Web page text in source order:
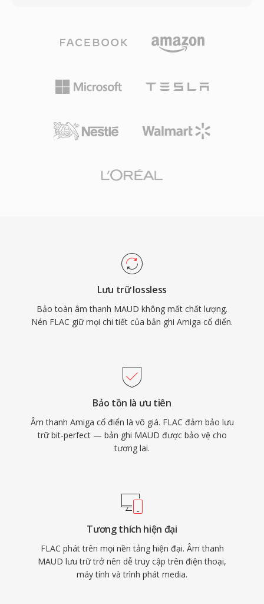
các sản phẩm Amiga cổ điển vẫn có thể được
khôi phục. Ba ưu điểm nổi bật: cấu trúc IFF rõ
cũng có thể duyệt, khả năng stereo 16-bit vượt
trội nhẹ nhàng giữ tối đa CPU cho việc render
video.
thống kê của sai số dự đoán để đạt nén mạnh
đến 32 và tốc độ lấy mẫu lên đến 655 kHz,
vượt xa yêu cầu của bản ghi độ phân giải cao.
thoại thông minh, dàn âm thanh ô tô, đầu Blu-
phát trực tuyến như Tidal và Amazon Music sử
siêu dữ liệu nhúng qua Vorbis comments và
ảnh bìa album giúp thư viện nhạc có tổ chức
mà không cần tệp đi kèm. Thứ ba, giấy phép
mã nguồn mở không có bằng sáng chế hay phí
bản quyền, loại bỏ rào cản pháp lý cho nhà
Lưu trữ lossless
Bảo toàn âm thanh MAUD không mất chất lượng.
Nén FLAC giữ mọi chi tiết của bản ghi Amiga cổ điển.
Bảo tồn là ưu tiên
Âm thanh Amiga cổ điển là vô giá. FLAC đảm bảo lưu
trữ bit-perfect — bản ghi MAUD được bảo vệ cho
tương lai.
Tương thích hiện đại
FLAC phát trên mọi nền tảng hiện đại. Âm thanh
MAUD lưu trữ trở nên dễ truy cập trên điện thoại,
máy tính và trình phát media.